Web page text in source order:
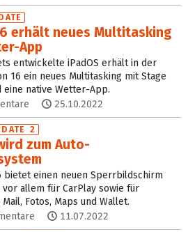
erhält neues Multitasking
App
entwickelte iPadOS erhält in der
16 ein neues Multitasking mit Stage
eine native Wetter-App.
25.10.2022
2
zum Auto-
bietet einen neuen Sperrbildschirm
vor allem für CarPlay sowie für
Fotos, Maps und Wallet.
11.07.2022